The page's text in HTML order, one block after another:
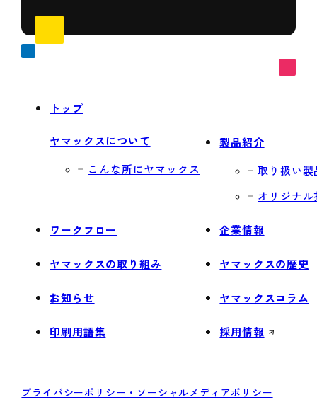
トップ
ヤマックスについて
こんな所にヤマックス
製品紹介
取り扱い製
オリジナル
ワークフロー 企業情報
ヤマックスの取り組み ヤマックスの歴史
お知らせ ヤマックスコラム
印刷用語集 採用情報
プライバシーポリシー・ソーシャルメディアポリシー